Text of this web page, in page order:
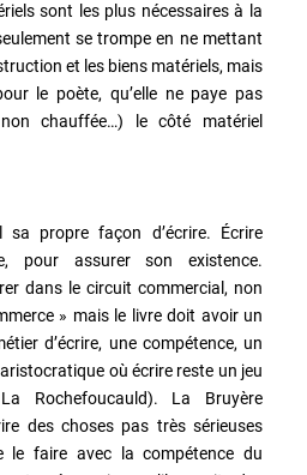
sont les plus nécessaires à la
se trompe en ne mettant
et les biens matériels, mais
le poète, qu’elle ne paye pas
chauffée…) le côté matériel
sa propre façon d’écrire. Écrire
pour assurer son existence.
dans le circuit commercial, non
» mais le livre doit avoir un
d’écrire, une compétence, un
où écrire reste un jeu
Rochefoucauld). La Bruyère
des choses pas très sérieuses
le faire avec la compétence du